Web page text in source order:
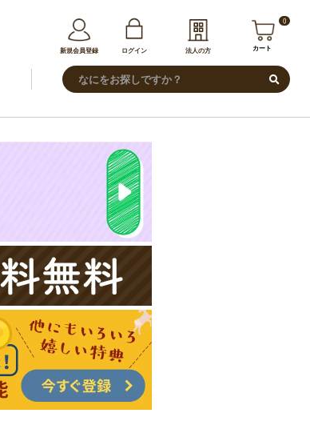
新規会員登録 ログイン 法人の方
0
カート